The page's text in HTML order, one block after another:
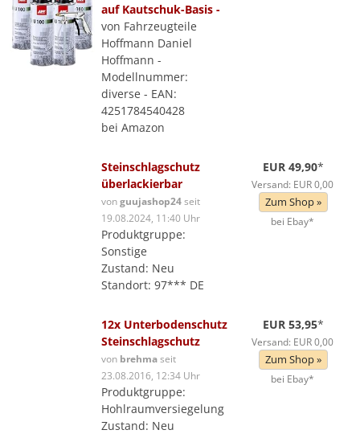
auf Kautschuk-Basis -
von Fahrzeugteile
Hoffmann Daniel
Hoffmann -
Modellnummer:
diverse - EAN:
4251784540428
bei Amazon
Steinschlagschutz
überlackierbar
vonguujashop24seit
19.08.2024, 11:40 Uhr
Produktgruppe:
Sonstige
Zustand: Neu
Standort: 97*** DE
EUR 49,90*
Versand: EUR 0,00
Zum Shop »
bei Ebay*
12x Unterbodenschutz
Steinschlagschutz
von brehmaseit
23.08.2016, 12:34 Uhr
Produktgruppe:
Hohlraumversiegelung
Zustand: Neu
EUR 53,95*
Versand: EUR 0,00
Zum Shop »
bei Ebay*